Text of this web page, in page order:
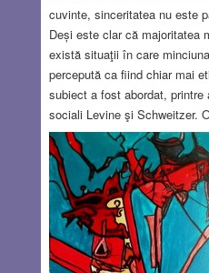
cuvinte, sinceritatea nu este
Deși este clar că majoritatea
există situaţii în care
percepută ca fiind chiar mai
subiect a fost abordat,
sociali Levine şi Schweitzer.
răspunsul la această
probabil că minciuna a apărut
înainte de apariția civilizației
mecanism de
JUL 4, 2019